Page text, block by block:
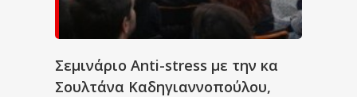
Σεμινάριο Anti-stress με την κα
Σουλτάνα Καδηγιαννοπούλου,